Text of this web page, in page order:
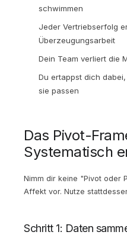
schwimmen
Jeder Vertriebserfolg
Überzeugungsarbeit
Dein Team verliert die
Du ertappst dich
sie passen
Das Pivot-
Systematisch
Nimm dir keine "Pivot oder
Affekt vor. Nutze
Schritt 1: Daten